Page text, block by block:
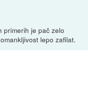
primerih je pač zelo
lepo zafilat.